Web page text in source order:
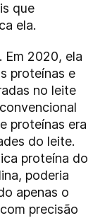
que
ela.
Em 2020, ela
proteínas e
no leite
proteínas era
do leite.
proteína do
poderia
apenas o
precisão